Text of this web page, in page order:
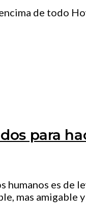
de todo
para
humanos es de
mas amigable